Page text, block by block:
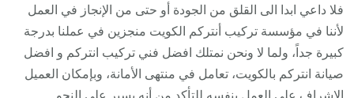
فلا داعي ابدا الى القلق من الجودة أو حتى من الإنجاز في العمل
لأننا في مؤسسة تركيب أنتركم الكويت منجزين في عملنا بدرجة
كبيرة جداً، ولما لا ونحن نمتلك افضل فني تركيب انتركم و افضل
صيانة انتركم بالكويت، تعامل في منتهى الأمانة، وبإمكان العميل